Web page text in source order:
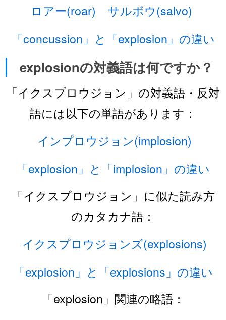
ロアー(roar)
サルボウ(salvo)
「concussion」と「explosion」の違い
explosionの対義語は何ですか？
「イクスプロウジョン」の対義語・反対
語には以下の単語があります：
インプロウジョン(implosion)
「explosion」と「implosion」の違い
「イクスプロウジョン」に似た読み方
のカタカナ語：
イクスプロウジョンズ(explosions)
「explosion」と「explosions」の違い
「explosion」関連の略語：